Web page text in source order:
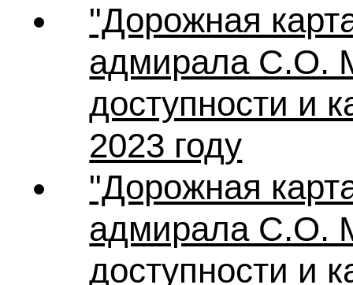
"Дорожная
адмирала С.О.
доступности и
2023 году
"Дорожная
адмирала С.О.
доступности и